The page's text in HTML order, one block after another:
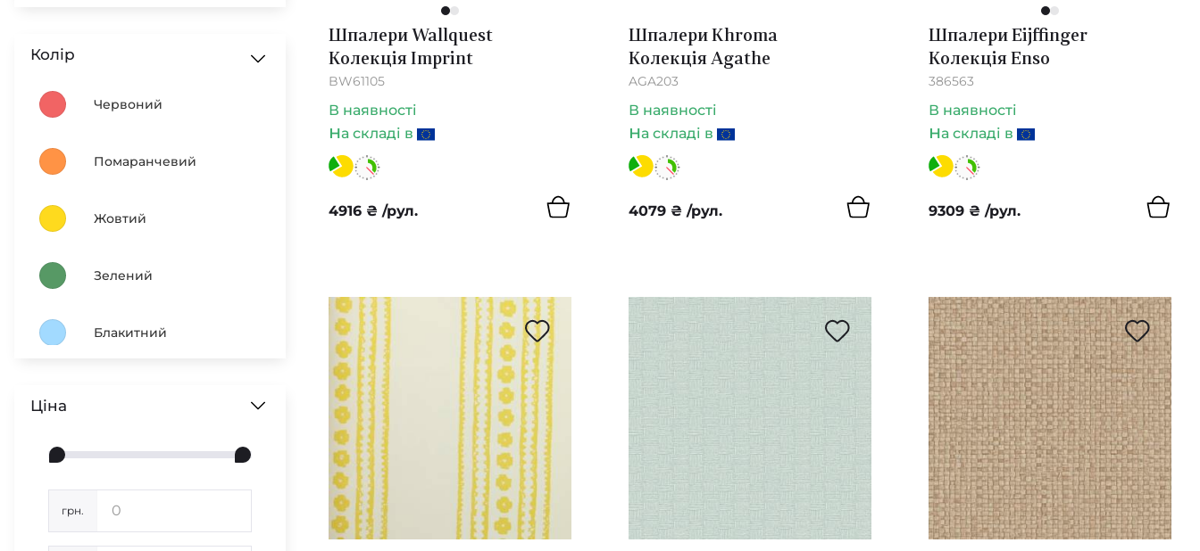
Колір
Червоний
Помаранчевий
Жовтий
Зелений
Блакитний
Чорний
Ціна
грн.
12
Шпалери Wallquest
Колекція Imprint
BW61105
В наявності
на складі в
4916 ₴ /рул.
Шпалери Khroma
Колекція Agathe
AGA203
В наявності
на складі в
4079 ₴ /рул.
12
Шпалери Eijffinger
Колекція Enso
386563
В наявності
на складі в
9309 ₴ /рул.